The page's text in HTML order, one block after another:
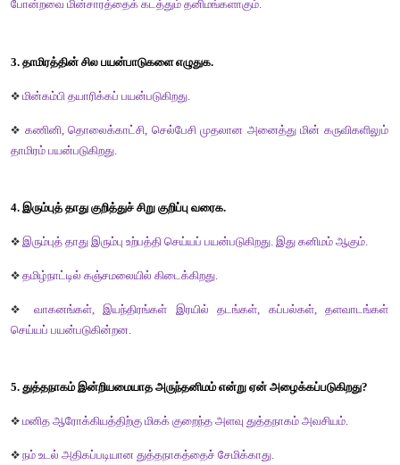
❖
❖ பாக்சைட்
❖ தங்கம்
❖ வெள்ளி
போன்றவை பூமியில் காணப்படும் கனிம வளங்களாகும்.
❖ இரும்பு